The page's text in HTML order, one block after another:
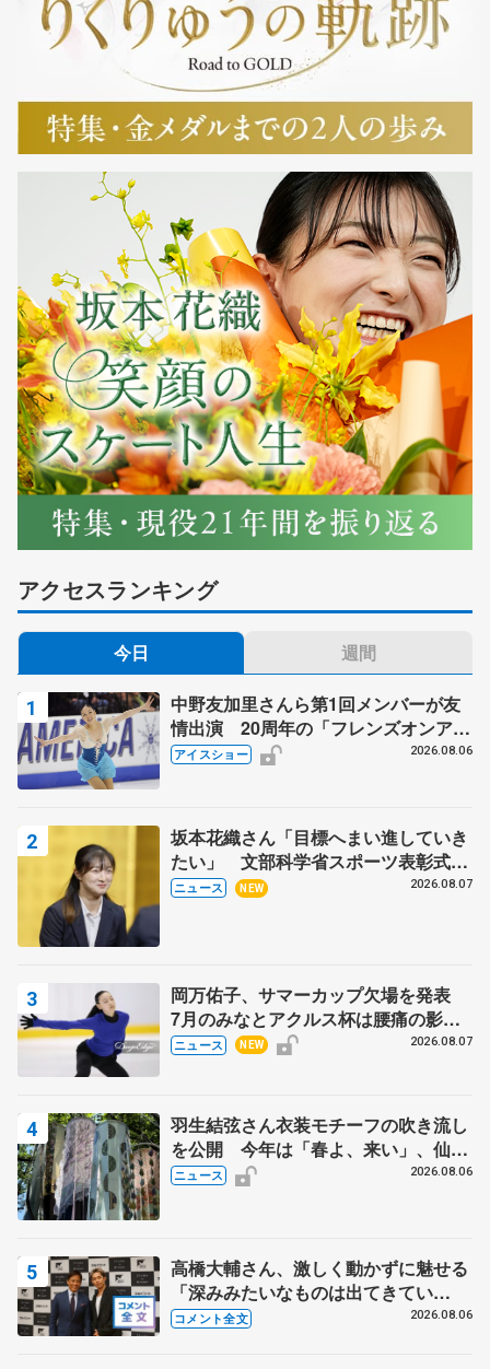
アクセスランキング
今日 週間
中野友加里さんら第1回メンバーが友
情出演 20周年の「フレンズオンアイ
ス」 宮本賢二さん、有川梨絵さん、
アイスショー 2026.08.06
坂本花織さん「目標へまい進していき
たい」 文部科学省スポーツ表彰式で
代表謝辞
ニュース NEW 2026.08.07
岡万佑子、サマーカップ欠場を発表
7月のみなとアクルス杯は腰痛の影響
で
ニュース NEW 2026.08.07
羽生結弦さん衣装モチーフの吹き流し
を公開 今年は「春よ、来い」、仙台
の瑞鳳殿
ニュース 2026.08.06
高橋大輔さん、激しく動かずに魅せる
「深みみたいなものは出てきてい
る？」 〝兄さん〟と慕うレジェンド
コメント全文 2026.08.06